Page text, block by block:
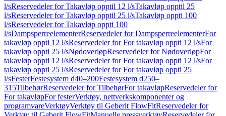
l/sReservedeler for Takavløp opptil 12 l/sTakavløp opptil 25
l/sReservedeler for Takavløp opptil 25 l/sTakavløp oppti 100
l/sReservedeler for Takavløp oppti 100
l/sDampsperreelementerReservedeler for DampsperreelementerFor
takavløp oppti 12 l/sReservedeler for For takavløp oppti 12 l/sFor
takavløp oppti 25 l/sNødoverløpReservedeler for NødoverløpFor
takavløp oppti 12 l/sReservedeler for For takavløp oppti 12 l/sFor
takavløp oppti 25 l/sReservedeler for For takavløp oppti 25
l/sFesterFestesystem d40–200Festesystem d250–
315TilbehørReservedeler for TilbehørFor takavløpReservedeler for
For takavløpFor festerVerktøy, nettverkskomponenter og
programvareVerktøyVerktøy til Geberit FlowFitReservedeler for